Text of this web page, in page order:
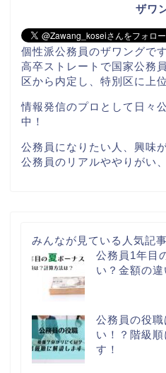
ザワ
個性派公務員のザワングです
高卒ストレートで国家公務
区から内定し、特別区に上
情報発信のプロとして日々
中！
公務員になりたい人、興味
公務員のリアルややりがい
みんなが見ている人気記事
公務員1年目
い？金額の
公務員の役職
い！？階級
す！